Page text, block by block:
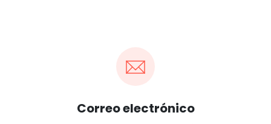
Correo electrónico